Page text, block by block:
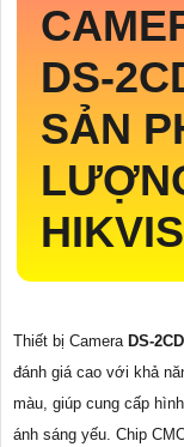
DS-
SẢN
Thiết bị Camera DS-
đánh giá cao với khả
màu, giúp cung cấp
ánh sáng yếu. Chip